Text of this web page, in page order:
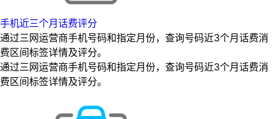
手机近三个月话费评分
通过三网运营商手机号码和指定月份，查询号码近3个月话费消
费区间标签详情及评分。
通过三网运营商手机号码和指定月份，查询号码近3个月话费消
费区间标签详情及评分。